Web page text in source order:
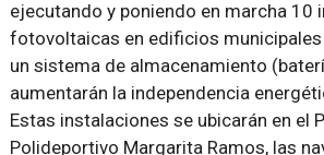
ejecutando y poniendo en marcha 10
fotovoltaicas en edificios
un sistema de almacenamiento
aumentarán la independencia
Estas instalaciones se ubicarán en el
Polideportivo Margarita Ramos, las